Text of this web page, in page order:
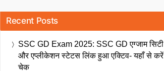
Recent Posts
SSC GD Exam 2025: SSC GD एग्जाम सिटी
और एप्लीकेशन स्टेटस लिंक हुआ एक्टिव- यहाँ से करें
चेक